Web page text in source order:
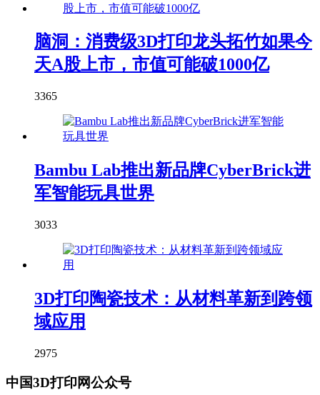
脑洞：消费级3D打印龙头拓竹如果今
天A股上市，市值可能破1000亿
3365
Bambu Lab推出新品牌CyberBrick进
军智能玩具世界
3033
3D打印陶瓷技术：从材料革新到跨领
域应用
2975
中国3D打印网公众号